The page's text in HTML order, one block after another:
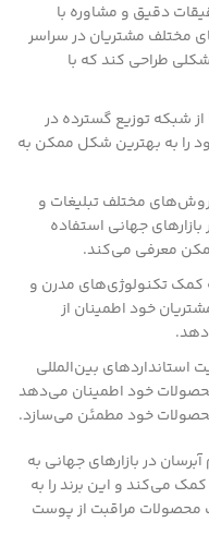
دقیق و مشاوره با
مختلف مشتریان در سراسر
طراحی کند که با
از شبکه توزیع گسترده در
را به بهترین شکل ممکن به
روش‌های مختلف تبلیغات و
بازارهای جهانی استفاده
معرفی می‌کند.
کمک تکنولوژی‌های مدرن و
مشتریان خود اطمینان از
استانداردهای بین‌المللی
خود اطمینان می‌دهد
محصولات خود مطمئن می‌سازد.
آبرسان در بازارهای جهانی به
می‌کند و این برند را به
محصولات مراقبت از پوست